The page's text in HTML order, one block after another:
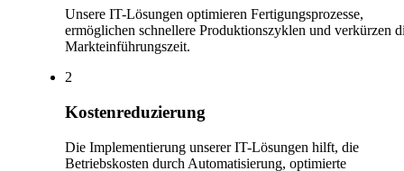
Unsere IT-Lösungen optimieren Fertigungsprozesse,
ermöglichen schnellere Produktionszyklen und verkürzen
Markteinführungszeit.
2
Kostenreduzierung
Die Implementierung unserer IT-Lösungen hilft, die
Betriebskosten durch Automatisierung, optimierte